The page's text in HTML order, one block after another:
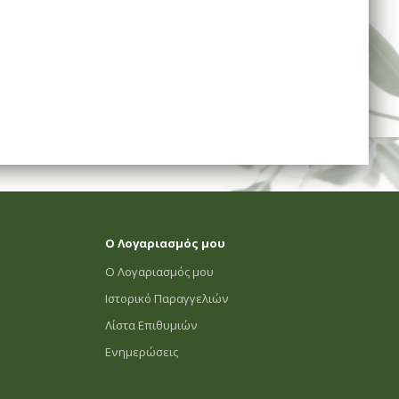
Ο Λογαριασμός μου
Ο Λογαριασμός μου
Ιστορικό Παραγγελιών
Λίστα Επιθυμιών
Ενημερώσεις